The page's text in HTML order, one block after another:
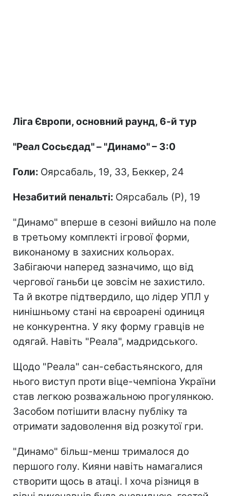
Ліга Європи, основний раунд, 6-й тур
"Реал Сосьєдад" – "Динамо" – 3:0
Голи: Оярсабаль, 19, 33, Беккер, 24
Незабитий пенальті: Оярсабаль (Р), 19
"Динамо" вперше в сезоні вийшло на поле
в третьому комплекті ігрової форми,
виконаному в захисних кольорах.
Забігаючи наперед зазначимо, що від
чергової ганьби це зовсім не захистило.
Та й вкотре підтвердило, що лідер УПЛ у
нинішньому стані на євроарені одиниця
не конкурентна. У яку форму гравців не
одягай. Навіть "Реала", мадридського.
Щодо "Реала" сан-себастьянского, для
нього виступ проти віце-чемпіона України
став легкою розважальною прогулянкою.
Засобом потішити власну публіку та
отримати задоволення від розкутої гри.
"Динамо" більш-менш трималося до
першого голу. Кияни навіть намагалися
створити щось в атаці. І хоча різниця в